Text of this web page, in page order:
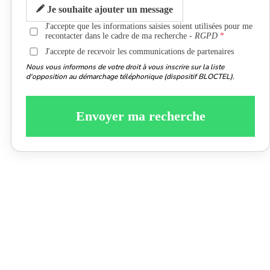
Je souhaite ajouter un message
J'accepte que les informations saisies soient utilisées pour me
recontacter dans le cadre de ma recherche -RGPD
J'accepte de recevoir les communications de partenaires
Nous vous informons de votre droit à vous inscrire sur la liste
d'opposition au démarchage téléphonique (dispositif BLOCTEL).
Envoyer ma recherche